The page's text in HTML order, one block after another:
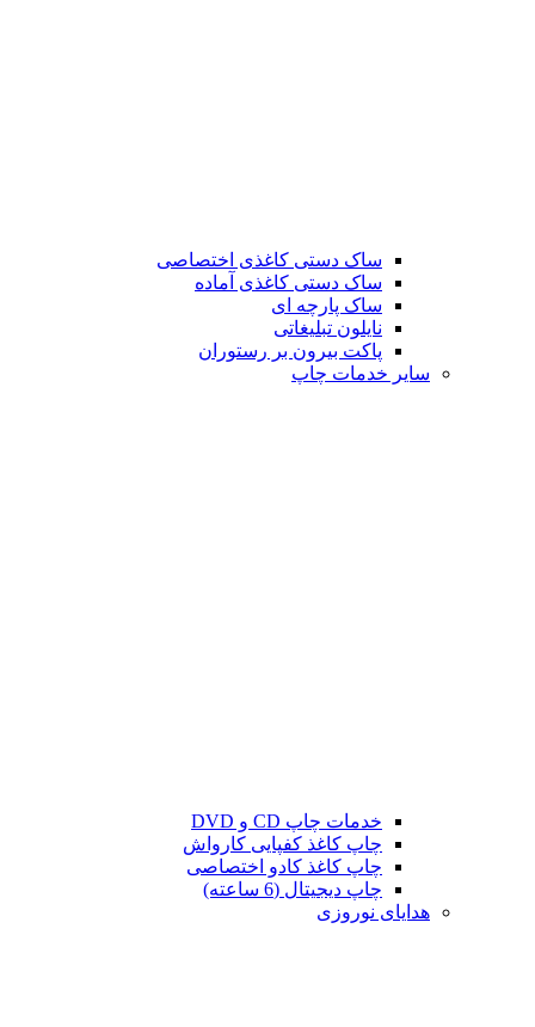
ساک دستی کاغذی اختصاصی
ساک دستی کاغذی آماده
ساک پارچه ای
نایلون تبلیغاتی
پاکت بیرون بر رستوران
سایر خدمات چاپ
خدمات چاپ CD و DVD
چاپ کاغذ کفپایی کارواش
چاپ کاغذ کادو اختصاصی
چاپ دیجیتال (6 ساعته)
هدایای نوروزی